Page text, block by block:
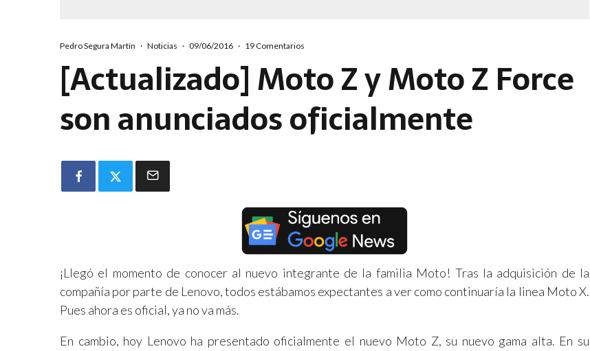
Pedro Segura Martín · Noticias · 09/06/2016 · 19 Comentarios
[Actualizado] Moto Z y Moto Z Force
son anunciados oficialmente
¡Llegó el momento de conocer al nuevo integrante de la familia Moto! Tras la adquisición de la
compañía por parte de Lenovo, todos estábamos expectantes a ver como continuaría la linea Moto X.
Pues ahora es oficial, ya no va más.
En cambio, hoy Lenovo ha presentado oficialmente el nuevo Moto Z, su nuevo gama alta. En su